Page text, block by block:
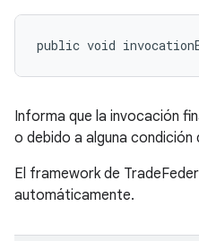
public void
Informa que la invocación
o debido a alguna condición
El framework de
automáticamente.